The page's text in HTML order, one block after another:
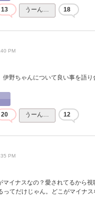
13 うーん… 18
PM
伊野ちゃんについて良い事を語り
20 うーん… 12
PM
マイナスなの？愛されてるから
ってだけじゃん。どこがマイナス